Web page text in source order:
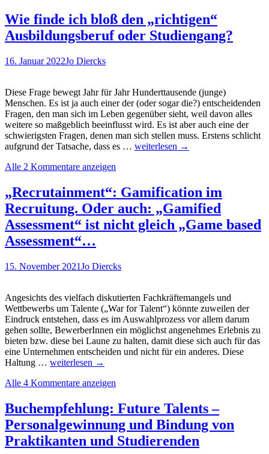
Wie finde ich bloß den „richtigen“
Ausbildungsberuf oder Studiengang?
16. Januar 2022Jo Diercks
Diese Frage bewegt Jahr für Jahr Hunderttausende (junge)
Menschen. Es ist ja auch einer der (oder sogar die?) entscheidenden
Fragen, den man sich im Leben gegenüber sieht, weil davon alles
weitere so maßgeblich beeinflusst wird. Es ist aber auch eine der
schwierigsten Fragen, denen man sich stellen muss. Erstens schlicht
aufgrund der Tatsache, dass es … Wie
den
„richtigen“
Ausbildungsberuf
oder
Studiengang?
weiterlesen →
Alle 2 Kommentare anzeigen
„Recrutainment“: Gamification im
Recruitung. Oder auch: „Gamified
Assessment“ ist nicht gleich „Game based
Assessment“…
15. November 2021Jo Diercks
Angesichts des vielfach diskutierten Fachkräftemangels und
Wettbewerbs um Talente („War for Talent“) könnte zuweilen der
Eindruck entstehen, dass es im Auswahlprozess vor allem darum
gehen sollte, BewerberInnen ein möglichst angenehmes Erlebnis zu
bieten bzw. diese bei Laune zu halten, damit diese sich auch für das
eine Unternehmen entscheiden und nicht für ein anderes. Diese
Haltung … „Recrutainment“:
im
Oder
auch:
„Gamified
Assessment“
ist
weiterlesen →
Alle 4 Kommentare anzeigen
Buchempfehlung: Future Talents –
Personalgewinnung und Bindung von
Praktikanten und Studierenden